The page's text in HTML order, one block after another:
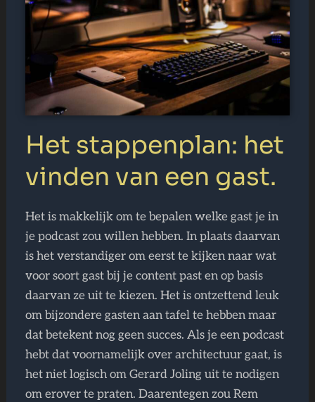
Het stappenplan: het
vinden van een gast.
Het is makkelijk om te bepalen welke gast je in
je podcast zou willen hebben. In plaats daarvan
is het verstandiger om eerst te kijken naar wat
voor soort gast bij je content past en op basis
daarvan ze uit te kiezen. Het is ontzettend leuk
om bijzondere gasten aan tafel te hebben maar
dat betekent nog geen succes. Als je een podcast
hebt dat voornamelijk over architectuur gaat, is
het niet logisch om Gerard Joling uit te nodigen
om erover te praten. Daarentegen zou Rem